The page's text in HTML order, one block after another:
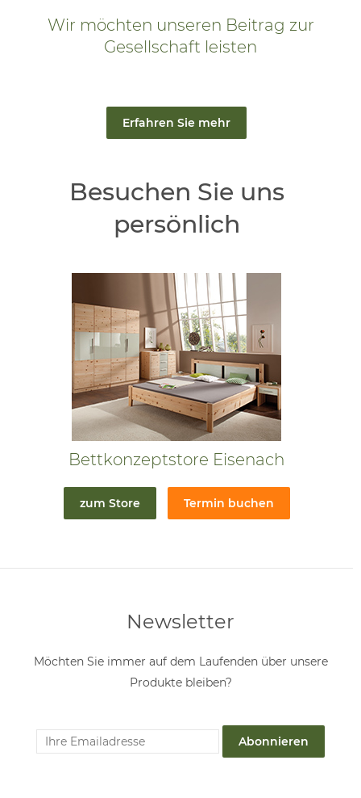
Wir möchten unseren Beitrag zur
Gesellschaft leisten
Erfahren Sie mehr
Besuchen Sie uns
persönlich
Bettkonzeptstore Eisenach
zum Store Termin buchen
Newsletter
Möchten Sie immer auf dem Laufenden über unsere
Produkte bleiben?
Abonnieren